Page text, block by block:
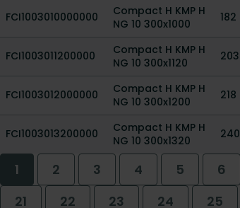
FCI1003010000000
Compact H KMP H
NG 10 300x1000
182
FCI1003011200000
Compact H KMP H
NG 10 300x1120
203
FCI1003012000000
Compact H KMP H
NG 10 300x1200
218
FCI1003013200000
Compact H KMP H
NG 10 300x1320
240
1 2 3 4 5 6
21
22 23 24 25